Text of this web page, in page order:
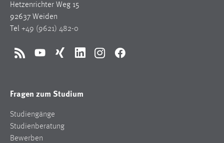
Hetzenrichter Weg 15
92637 Weiden
Tel +49 (9621) 482-0
RSS YouTubeXing LinkedInInstagramFacebook
Fragen zum Studium
Studiengänge
Studienberatung
Bewerben
Zweck:
Conversion-Tracking
3 Monate
EXTERNE MEDIEN
Plattformen anzeigen zu können, werden von diesen
externen Medien Cookies gesetzt.